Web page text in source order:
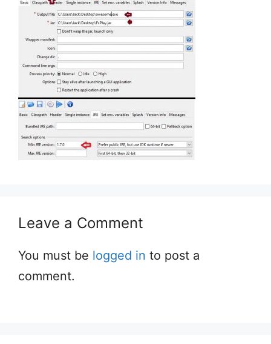
Leave a Comment
You must be logged in to post a
comment.